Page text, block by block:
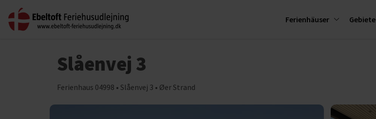
Ferienhäuser Gebiete
Slåenvej 3
Ferienhaus 04998 • Slåenvej 3 • Øer Strand